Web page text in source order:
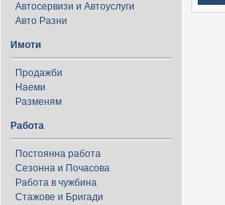
Автосервизи и Автоуслуги
Авто Разни
Имоти
Продажби
Наеми
Разменям
Работа
Постоянна работа
Сезонна и Почасова
Работа в чужбина
Стажове и Бригади